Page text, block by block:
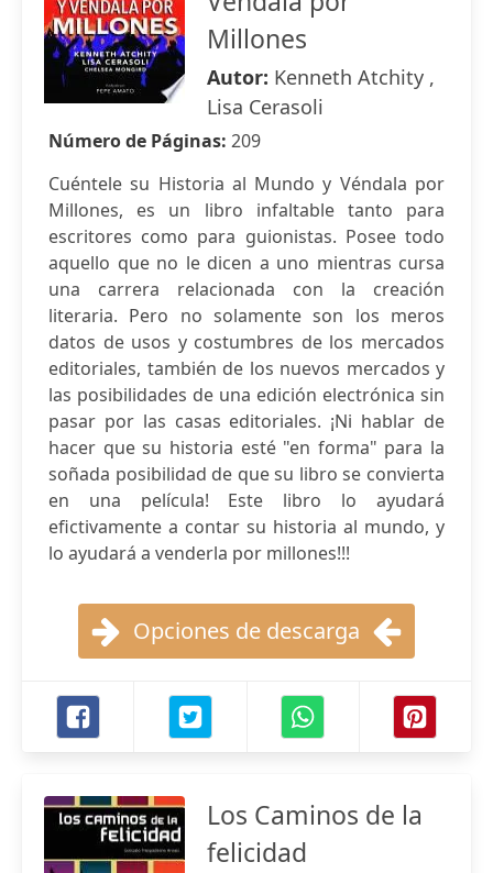
Millones
Autor: Kenneth Atchity ,
Lisa Cerasoli
Número de Páginas: 209
Cuéntele su Historia al Mundo y Véndala por
Millones, es un libro infaltable tanto para
escritores como para guionistas. Posee todo
aquello que no le dicen a uno mientras cursa
una carrera relacionada con la creación
literaria. Pero no solamente son los meros
datos de usos y costumbres de los mercados
editoriales, también de los nuevos mercados y
las posibilidades de una edición electrónica sin
pasar por las casas editoriales. ¡Ni hablar de
hacer que su historia esté "en forma" para la
soñada posibilidad de que su libro se convierta
en una película! Este libro lo ayudará
efictivamente a contar su historia al mundo, y
lo ayudará a venderla por millones!!!
Opciones de descarga
Los Caminos de la
felicidad